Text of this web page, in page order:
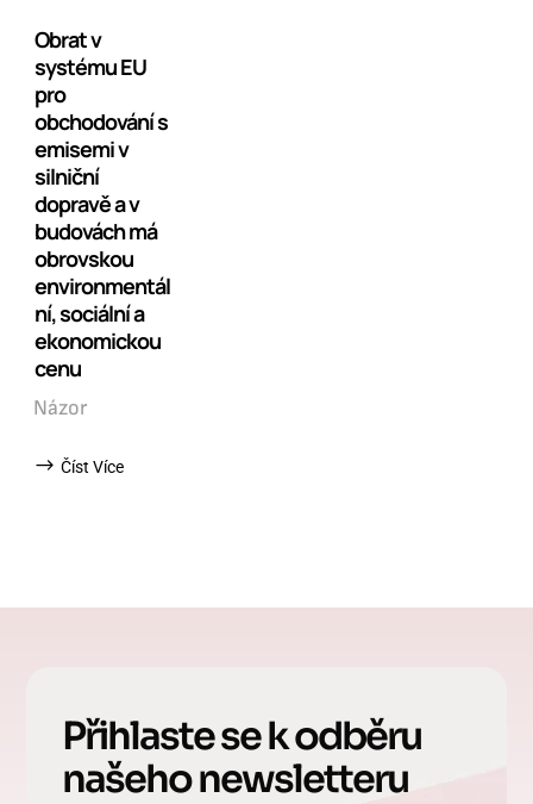
Obrat v
systému EU
pro
obchodování s
emisemi v
silniční
dopravě a v
budovách má
obrovskou
environmentál
ní, sociální a
ekonomickou
cenu
Názor
Číst Více
Přihlaste se k odběru
našeho newsletteru